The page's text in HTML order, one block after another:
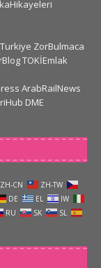
ZorBulmaca
TOKİEmlak
ArabRailNews
DME
ZH-CN
ZH-TW
DE EL
IW
RU SK
SL